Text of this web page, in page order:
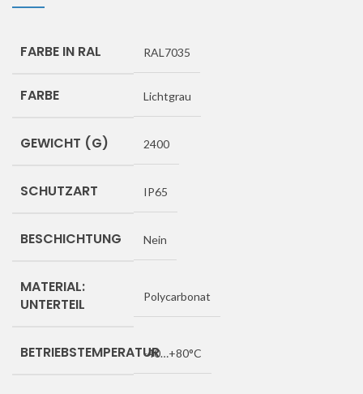
FARBE IN RAL RAL7035
FARBE Lichtgrau
GEWICHT (G) 2400
SCHUTZART IP65
BESCHICHTUNG Nein
MATERIAL:
UNTERTEIL
Polycarbonat
BETRIEBSTEMPERATUR-40…+80°C